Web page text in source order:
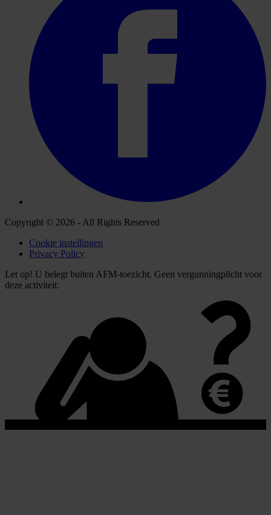
Copyright © 2026 - All Rights Reserved
Cookie instellingen
Privacy Policy
Let op! U belegt buiten AFM-toezicht. Geen vergunningplicht voor
deze activiteit.